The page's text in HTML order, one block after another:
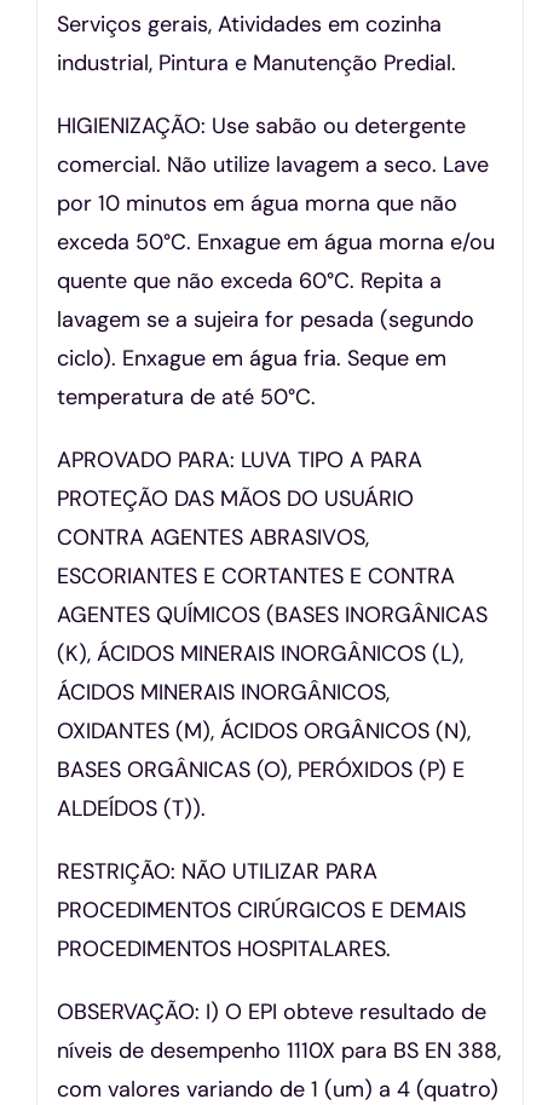
Serviços gerais, Atividades em cozinha
industrial, Pintura e Manutenção Predial.
HIGIENIZAÇÃO: Use sabão ou detergente
comercial. Não utilize lavagem a seco. Lave
por 10 minutos em água morna que não
exceda 50°C. Enxague em água morna e/ou
quente que não exceda 60°C. Repita a
lavagem se a sujeira for pesada (segundo
ciclo). Enxague em água fria. Seque em
temperatura de até 50°C.
APROVADO PARA: LUVA TIPO A PARA
PROTEÇÃO DAS MÃOS DO USUÁRIO
CONTRA AGENTES ABRASIVOS,
ESCORIANTES E CORTANTES E CONTRA
AGENTES QUÍMICOS (BASES INORGÂNICAS
(K), ÁCIDOS MINERAIS INORGÂNICOS (L),
ÁCIDOS MINERAIS INORGÂNICOS,
OXIDANTES (M), ÁCIDOS ORGÂNICOS (N),
BASES ORGÂNICAS (O), PERÓXIDOS (P) E
ALDEÍDOS (T)).
RESTRIÇÃO: NÃO UTILIZAR PARA
PROCEDIMENTOS CIRÚRGICOS E DEMAIS
PROCEDIMENTOS HOSPITALARES.
OBSERVAÇÃO: I) O EPI obteve resultado de
níveis de desempenho 1110X para BS EN 388,
com valores variando de 1 (um) a 4 (quatro)